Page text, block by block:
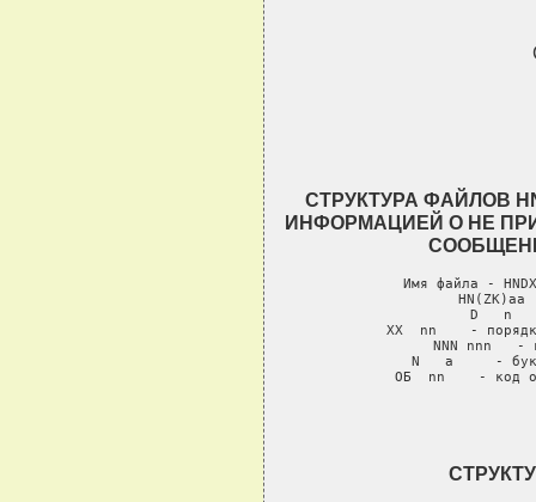
СТРУКТУРА ФАЙЛОВ
ИНФОРМАЦИЕЙ О НЕ
Имя файла -
HN(ZK)aa
D   n
XX  nn    -
NNN nnn   -
N   a     -
ОБ  nn    - код